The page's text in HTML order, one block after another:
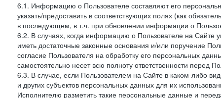
6.1. Информацию о Пользователе составляют его
указать/предоставить в соответствующих полях (как
в последующем, в т.ч. при обновлении информации о
6.2. В случаях, когда информацию о Пользователе на Сайте
иметь достаточные законные основания и/или поручение
согласие Пользователя на обработку его персональных
самостоятельно несет всю полноту ответственности перед
6.3. В случае, если Пользователем на Сайте в каком-либо
и других субъектов персональных данных для их
Исполнителю разметить такие персональные данные и